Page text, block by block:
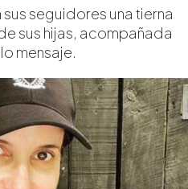
seguidores una tierna
sus hijas, acompañada
mensaje.